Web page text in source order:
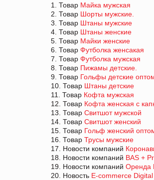
1. Товар Майка мужская
2. Товар Шорты мужские.
3. Товар Штаны мужские
4. Товар Штаны женские
5. Товар Майки женские
6. Товар Футболка женсакая
7. Товар Футболка мужская
8. Товар Пижамы детские.
9. Товар Гольфы детские
10. Товар Штаны детские
11. Товар Кофта мужская
12. Товар Кофта женская с
13. Товар Свитшот мужской
14. Товар Свитшот женский
15. Товар Гольф женский
16. Товар Трусы мужские
17. Новости компаний
18. Новости компаний BAS +
19. Новости компаний Оренда
20. Новость E-commerce